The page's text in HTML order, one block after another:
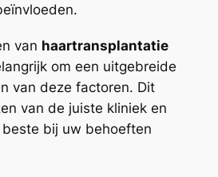
van haartransplantatie
om een uitgebreide
van deze factoren. Dit
van de juiste kliniek en
bij uw behoeften